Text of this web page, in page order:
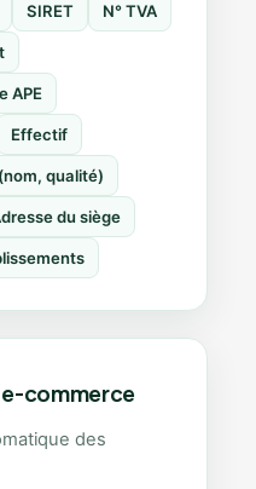
SIRET N° TVA
APE
Effectif
qualité)
du siège
commerce
des